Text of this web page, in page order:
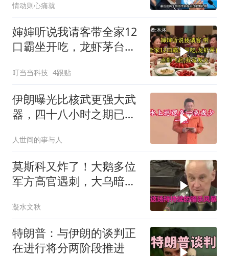
情动则心痛就
婶婶听说我请客带全家12
口霸坐开吃，龙虾茅台点
叮当当科技 4跟贴
伊朗曝光比核武更强大武
器，四十八小时之期已
人世间的事与人
莫斯科又炸了！大鹅多位
军方高官遇刺，大乌暗杀
凝水文秋
特朗普：与伊朗的谈判正
在进行将分两阶段推进